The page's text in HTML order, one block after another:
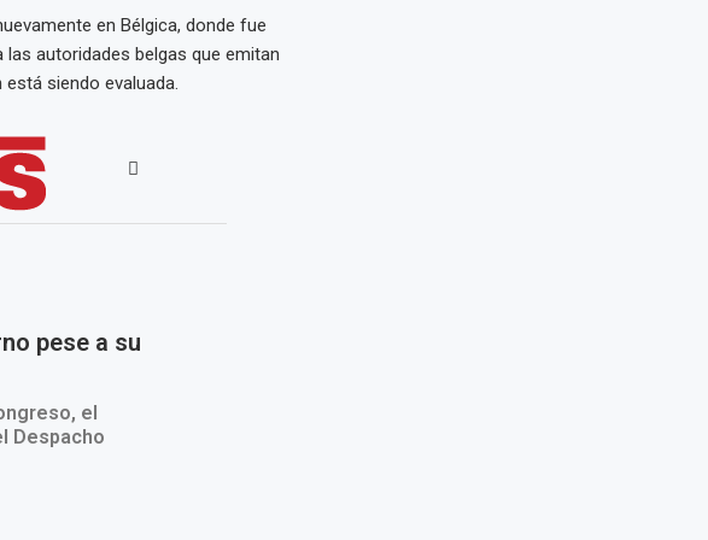
en Bélgica, donde fue
autoridades belgas que emitan
siendo evaluada.